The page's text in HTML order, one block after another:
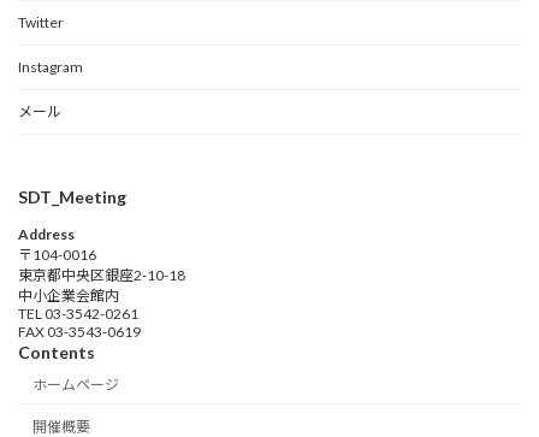
Twitter
Instagram
メール
SDT_Meeting
Address
〒104-0016
東京都中央区銀座2-10-18
中小企業会館内
TEL 03-3542-0261
FAX 03-3543-0619
Contents
ホームページ
開催概要